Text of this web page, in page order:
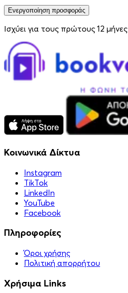
Ενεργοποίηση προσφοράς
Ισχύει για τους πρώτους 12 μήνες
Κοινωνικά Δίκτυα
Instagram
TikTok
LinkedIn
YouTube
Facebook
Πληροφορίες
Όροι χρήσης
Πολιτική απορρήτου
Χρήσιμα Links